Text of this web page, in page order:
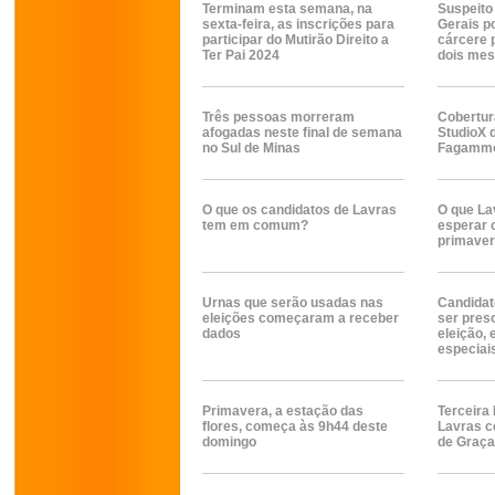
Terminam esta semana, na
sexta-feira, as inscrições para
participar do Mutirão Direito a
Ter Pai 2024
Gerais
cárcere
dois
Três pessoas morreram
afogadas neste final de semana
no Sul de Minas
StudioX
O que os candidatos de Lavras
tem em comum?
O que
esperar
Urnas que serão usadas nas
eleições começaram a receber
dados
ser
eleição,
Primavera, a estação das
flores, começa às 9h44 deste
domingo
Terceira
Lavras
de